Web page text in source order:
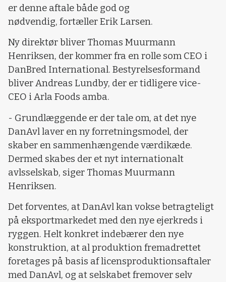
er denne aftale både god og
nødvendig, fortæller Erik Larsen.
Ny direktør bliver Thomas Muurmann
Henriksen, der kommer fra en rolle som CEO i
DanBred International. Bestyrelsesformand
bliver Andreas Lundby, der er tidligere vice-
CEO i Arla Foods amba.
- Grundlæggende er der tale om, at det nye
DanAvl laver en ny forretningsmodel, der
skaber en sammenhængende værdikæde.
Dermed skabes der et nyt internationalt
avlsselskab, siger Thomas Muurmann
Henriksen.
Det forventes, at DanAvl kan vokse betragteligt
på eksportmarkedet med den nye ejerkreds i
ryggen. Helt konkret indebærer den nye
konstruktion, at al produktion fremadrettet
foretages på basis af licensproduktionsaftaler
med DanAvl, og at selskabet fremover selv